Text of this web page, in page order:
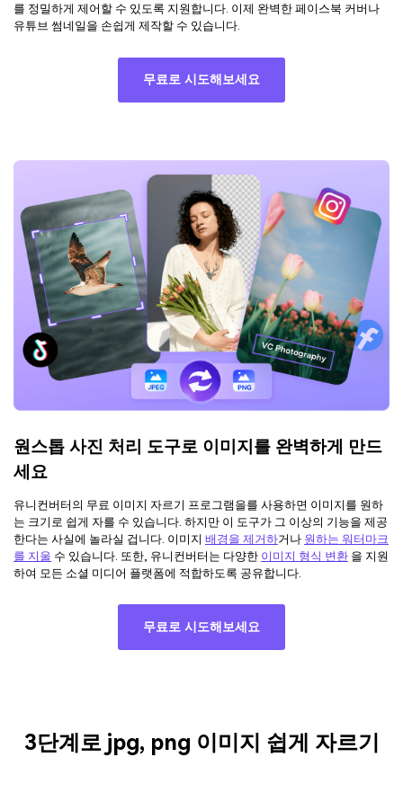
를 정밀하게 제어할 수 있도록 지원합니다. 이제 완벽한 페이스북 커버나
유튜브 썸네일을 손쉽게 제작할 수 있습니다.
무료로 시도해보세요
원스톱 사진 처리 도구로 이미지를 완벽하게 만드
세요
유니컨버터의 무료 이미지 자르기 프로그램을를 사용하면 이미지를 원하
는 크기로 쉽게 자를 수 있습니다. 하지만 이 도구가 그 이상의 기능을 제공
한다는 사실에 놀라실 겁니다. 이미지 배경을 제거하거나 원하는 워터마크
를 지울 수 있습니다. 또한, 유니컨버터는 다양한 이미지 형식 변환 을 지원
하여 모든 소셜 미디어 플랫폼에 적합하도록 공유합니다.
무료로 시도해보세요
3단계로 jpg, png 이미지 쉽게 자르기